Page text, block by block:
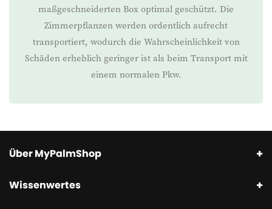
maßgeschneiderten Box optimal geschützt. Die
Zimmerpflanzen werden ordentlich aufrecht
transportiert, wodurch die Wahrscheinlichkeit von
Schäden erheblich geringer ist als beim Transport mit
einem normalen Pkw.
Über MyPalmShop
Wissenwertes